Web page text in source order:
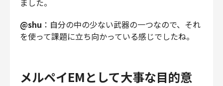
@shu ：自分の中の少ない武器の一つなので、それ
を使って課題に立ち向かっている感じでしたね。
メルペイEMとして大事な目的意